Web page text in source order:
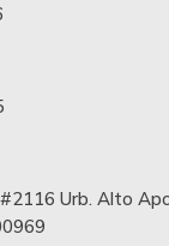
Urb. Alto